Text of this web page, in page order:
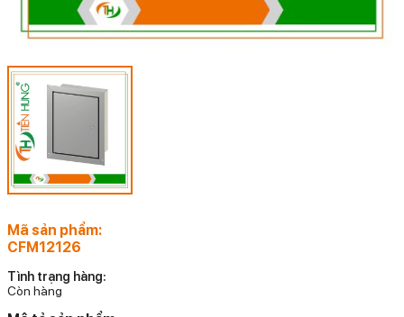
Mã sản phẩm:
CFM12126
Tình trạng hàng:
Còn hàng